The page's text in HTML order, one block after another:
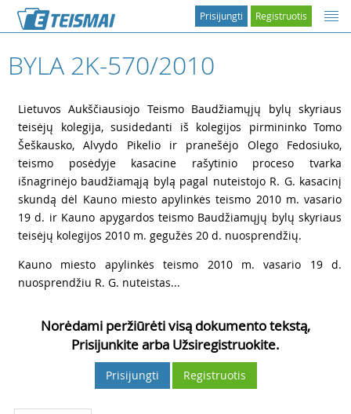
Registruotis
Prisijungti
BYLA 2K-570/2010
Lietuvos Aukščiausiojo Teismo Baudžiamųjų bylų skyriaus
teisėjų kolegija, susidedanti iš kolegijos pirmininko Tomo
Šeškausko, Alvydo Pikelio ir pranešėjo Olego Fedosiuko,
teismo posėdyje kasacine rašytinio proceso tvarka
išnagrinėjo baudžiamąją bylą pagal nuteistojo R. G. kasacinį
skundą dėl Kauno miesto apylinkės teismo 2010 m. vasario
19 d. ir Kauno apygardos teismo Baudžiamųjų bylų skyriaus
teisėjų kolegijos 2010 m. gegužės 20 d. nuosprendžių.
Kauno miesto apylinkės teismo 2010 m. vasario 19 d.
nuosprendžiu R. G. nuteistas...
Norėdami peržiūrėti visą dokumento tekstą,
Prisijunkite arba Užsiregistruokite.
Prisijungti Registruotis